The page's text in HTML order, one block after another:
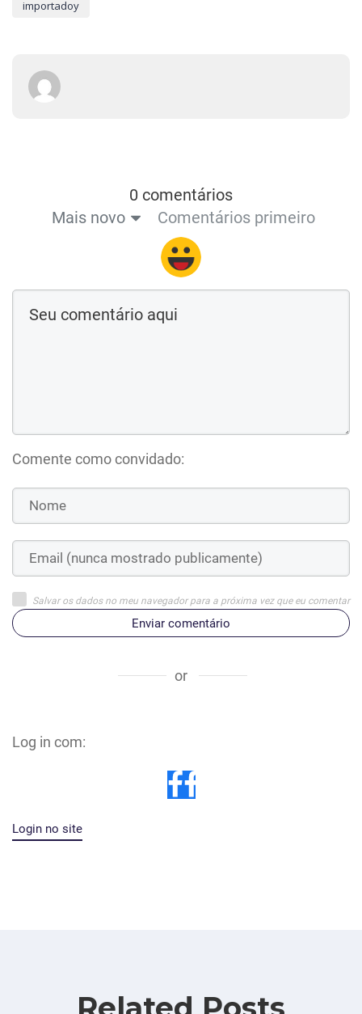
importadoy
0 comentários
Mais novo
Comentários primeiro
Comente como convidado:
Salvar os dados no meu navegador para a próxima vez que eu comentar
Enviar comentário
or
Log in com:
Login no site